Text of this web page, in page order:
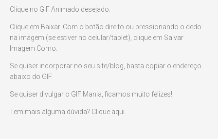
Clique no GIF Animado desejado.
Clique em Baixar. Com o botão direito ou pressionando o dedo
na imagem (se estiver no celular/tablet), clique em Salvar
Imagem Como.
Se quiser incorporar no seu site/blog, basta copiar o endereço
abaixo do GIF.
Se quiser divulgar o GIF Mania, ficamos muito felizes!
Tem mais alguma dúvida? Clique aqui.